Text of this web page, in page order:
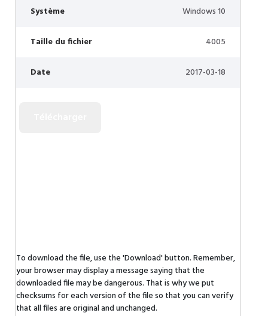
Système Windows 10
Taille du fichier 4005
Date 2017-03-18
To download the file, use the 'Download' button. Remember,
your browser may display a message saying that the
downloaded file may be dangerous. That is why we put
checksums for each version of the file so that you can verify
that all files are original and unchanged.